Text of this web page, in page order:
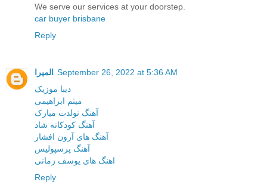
We serve our services at your doorstep.
car buyer brisbane
Reply
المیرا
September 26, 2022 at 5:36 AM
دیبا موزیک
میثم ابراهیمی
آهنگ تولدت مبارک
آهنگ کودکانه شاد
آهنگ های آرون افشار
آهنگ پرسپولیس
اهنگ های یوسف زمانی
Reply